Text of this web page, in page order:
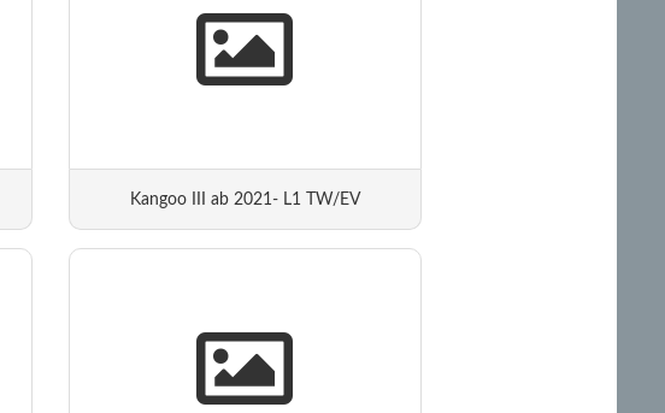
Kangoo III ab 2021- L1 TW/EV